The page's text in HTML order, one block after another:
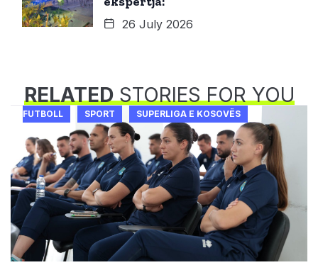
26 July 2026
RELATEDSTORIES FOR YOU
FUTBOLL SPORT SUPERLIGA E KOSOVËS